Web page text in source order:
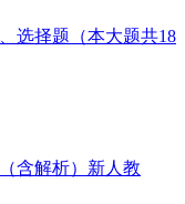
选择题（本大题共18
含解析）新人教